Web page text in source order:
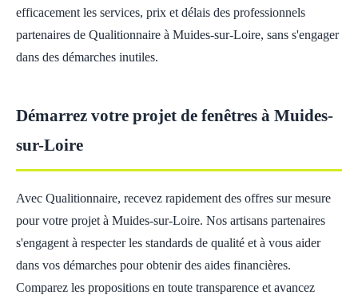
efficacement les services, prix et délais des professionnels
partenaires de Qualitionnaire à Muides-sur-Loire, sans s'engager
dans des démarches inutiles.
Démarrez votre projet de fenêtres à Muides-
sur-Loire
Avec Qualitionnaire, recevez rapidement des offres sur mesure
pour votre projet à Muides-sur-Loire. Nos artisans partenaires
s'engagent à respecter les standards de qualité et à vous aider
dans vos démarches pour obtenir des aides financières.
Comparez les propositions en toute transparence et avancez